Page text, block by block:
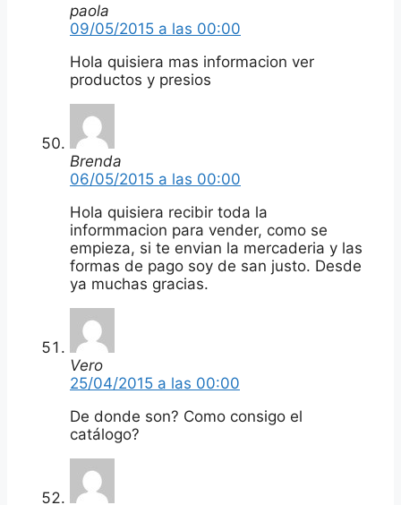
paola
09/05/2015 a las 00:00
Hola quisiera mas informacion ver
productos y presios
Brenda
06/05/2015 a las 00:00
Hola quisiera recibir toda la
informmacion para vender, como se
empieza, si te envian la mercaderia y las
formas de pago soy de san justo. Desde
ya muchas gracias.
Vero
25/04/2015 a las 00:00
De donde son? Como consigo el
catálogo?